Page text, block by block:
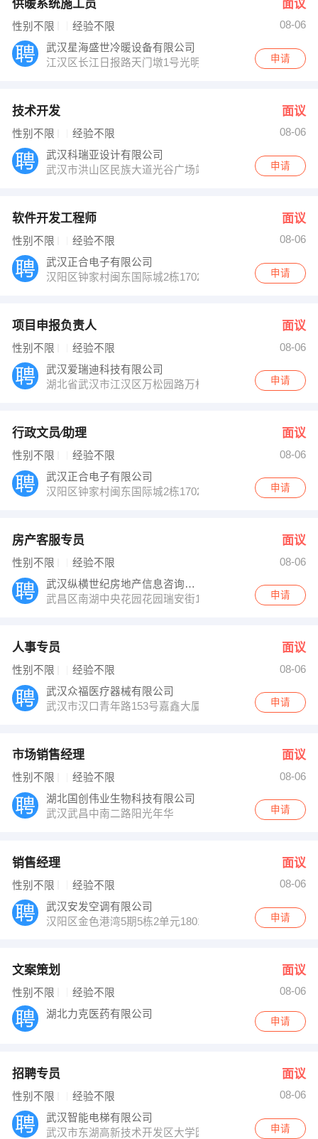
供暖系统施工员 面议
性别不限 经验不限
08-06
武汉星海盛世冷暖设备有限公司
江汉区长江日报路天门墩1号光明大酒店行政楼
申请
技术开发 面议
性别不限 经验不限
08-06
武汉科瑞亚设计有限公司
武汉市洪山区民族大道光谷广场站湖北广播电视大学内
申请
软件开发工程师 面议
性别不限 经验不限
08-06
武汉正合电子有限公司
汉阳区钟家村闽东国际城2栋1702室钟家村地铁口申请
项目申报负责人 面议
性别不限 经验不限
08-06
武汉爱瑞迪科技有限公司
湖北省武汉市江汉区万松园路万松派出所旁武汉神州卓越
申请
行政文员∕助理 面议
性别不限 经验不限
08-06
武汉正合电子有限公司
汉阳区钟家村闽东国际城2栋1702室钟家村地铁口申请
房产客服专员 面议
性别不限 经验不限
08-06
武汉纵横世纪房地产信息咨询有限公司南湖分
武昌区南湖中央花园花园瑞安街12号
申请
人事专员 面议
性别不限 经验不限
08-06
武汉众福医疗器械有限公司
武汉市汉口青年路153号嘉鑫大厦B1604号华坤宾馆旁通
申请
市场销售经理 面议
性别不限 经验不限
08-06
湖北国创伟业生物科技有限公司
武汉武昌中南二路阳光年华
申请
销售经理 面议
性别不限 经验不限
08-06
武汉安发空调有限公司
汉阳区金色港湾5期5栋2单元1801
申请
文案策划 面议
性别不限 经验不限
08-06
湖北力克医药有限公司
申请
招聘专员 面议
性别不限 经验不限
08-06
武汉智能电梯有限公司
武汉市东湖高新技术开发区大学园路27号
申请